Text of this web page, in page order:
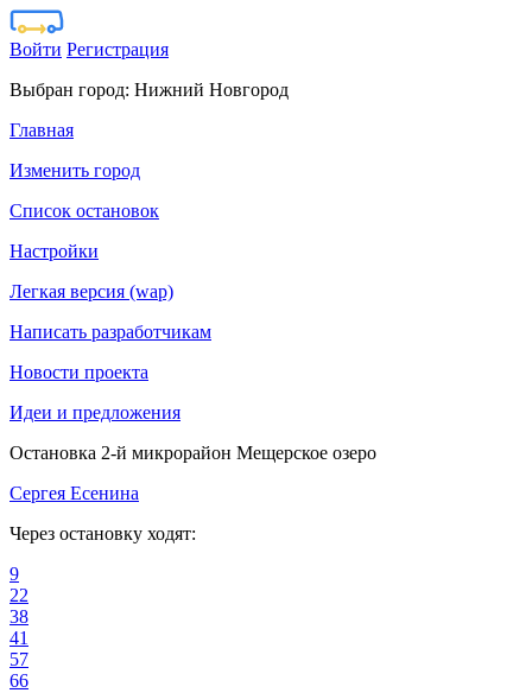
Войти Регистрация
Выбран город: Нижний Новгород
Главная
Изменить город
Список остановок
Настройки
Легкая версия (wap)
Написать разработчикам
Новости проекта
Идеи и предложения
Остановка 2-й микрорайон Мещерское озеро
Сергея Есенина
Через остановку ходят:
9
22
38
41
57
66